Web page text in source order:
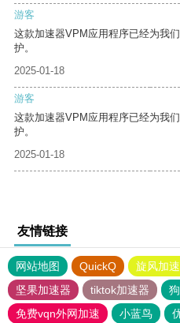
游客
这款加速器VPM应用程序已经为我
护。
2025-01-18
游客
这款加速器VPM应用程序已经为我
护。
2025-01-18
友情链接
网站地图 QuickQ 旋风加
坚果加速器
tiktok加速器
免费vqn外网加速
小蓝鸟